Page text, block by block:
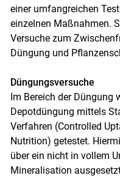
einer umfangreichen
einzelnen Maßnahmen.
Versuche zum
Düngung und
Düngungsversuche
Im Bereich der Düngung
Depotdüngung mittels
Verfahren (Controlled
Nutrition) getestet.
über ein nicht in vollem
Mineralisation